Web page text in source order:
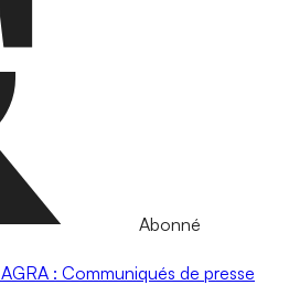
Abonné
AGRA : Communiqués de presse